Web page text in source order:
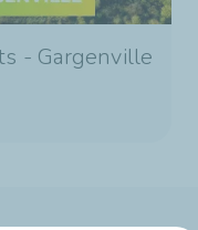
- Gargenville